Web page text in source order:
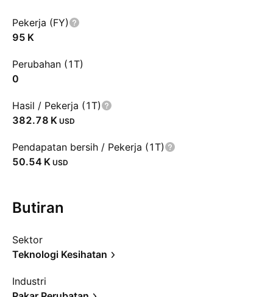
Pekerja (FY)
‪95 K‬
Perubahan (1T)
0
Hasil / Pekerja (1T)
‪382.78 K‬ USD
Pendapatan bersih / Pekerja (1T)
‪50.54 K‬ USD
Butiran
Sektor
Teknologi Kesihatan
Industri